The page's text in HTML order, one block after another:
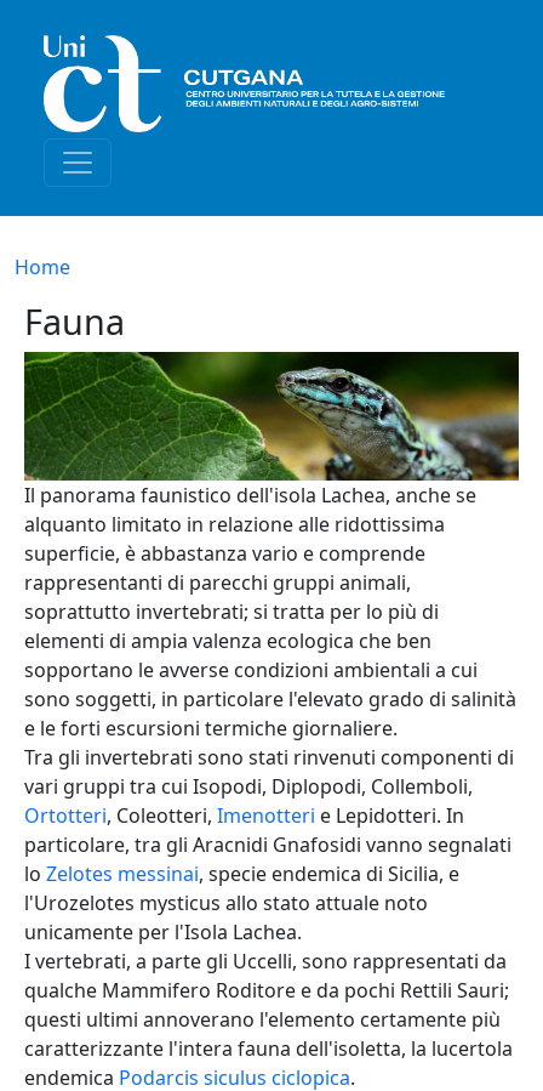
Briciole di pane
Home
Fauna
Il panorama faunistico dell'isola Lachea, anche se
alquanto limitato in relazione alle ridottissima
superficie, è abbastanza vario e comprende
rappresentanti di parecchi gruppi animali,
soprattutto invertebrati; si tratta per lo più di
elementi di ampia valenza ecologica che ben
sopportano le avverse condizioni ambientali a cui
sono soggetti, in particolare l'elevato grado di salinità
e le forti escursioni termiche giornaliere.
Tra gli invertebrati sono stati rinvenuti componenti di
vari gruppi tra cui Isopodi, Diplopodi, Collemboli,
Ortotteri, Coleotteri, Imenotteri e Lepidotteri. In
particolare, tra gli Aracnidi Gnafosidi vanno segnalati
lo Zelotes messinai, specie endemica di Sicilia, e
l'Urozelotes mysticus allo stato attuale noto
unicamente per l'Isola Lachea.
I vertebrati, a parte gli Uccelli, sono rappresentati da
qualche Mammifero Roditore e da pochi Rettili Sauri;
questi ultimi annoverano l'elemento certamente più
caratterizzante l'intera fauna dell'isoletta, la lucertola
endemica Podarcis siculus ciclopica.